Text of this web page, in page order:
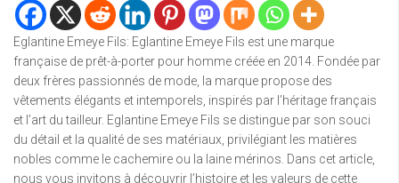
Eglantine Emeye Fils: Eglantine Emeye Fils est une marque
française de prêt-à-porter pour homme créée en 2014. Fondée par
deux frères passionnés de mode, la marque propose des
vêtements élégants et intemporels, inspirés par l’héritage français
et l’art du tailleur. Eglantine Emeye Fils se distingue par son souci
du détail et la qualité de ses matériaux, privilégiant les matières
nobles comme le cachemire ou la laine mérinos. Dans cet article,
nous vous invitons à découvrir l’histoire et les valeurs de cette